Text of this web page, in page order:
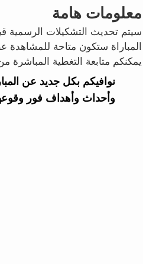
معلومات هامة
سيتم تحديث التشكيلات الرسمية
المباراة ستكون متاحة للمشاهدة
يمكنكم متابعة التغطية المباشرة
نوافيكم بكل جديد عن
وأحداث وأهداف فور